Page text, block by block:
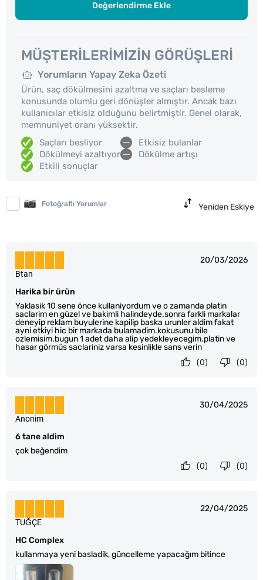
Değerlendirme Ekle
MÜŞTERILERIMIZIN GÖRÜŞLERI
Yorumların Yapay Zeka Özeti
Ürün, saç dökülmesini azaltma ve saçları besleme
konusunda olumlu geri dönüşler almıştır. Ancak bazı
kullanıcılar etkisiz olduğunu belirtmiştir. Genel olarak,
memnuniyet oranı yüksektir.
Saçları besliyor
Dökülmeyi azaltıyor
Etkili sonuçlar
Etkisiz bulanlar
Dökülme artışı
Fotoğraflı Yorumlar Yeniden Eskiye
20/03/2026
Harika bir ürün
Yaklasik 10 sene önce kullaniyordum ve o zamanda platin
saclarim en güzel ve bakimli halindeyde.sonra farkli markalar
deneyip reklam buyulerine kapilip baska urunler aldim fakat
ayni etkiyi hic bir markada bulamadim.kokusunu bile
ozlemisim.bugun 1 adet daha alip yedekleyecegim.platin ve
hasar görmüs saclariniz varsa kesinlikle sans verin
Btan
(0)
(0)
30/04/2025
6 tane aldim
çok beğendim
Anonim
(0)
(0)
22/04/2025
HC Complex
kullanmaya yeni basladik, güncelleme yapacağım bitince
TUĞÇE